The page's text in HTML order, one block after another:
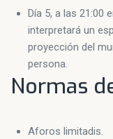
Día 5, a las 21:00
interpretará un
proyección del
persona.
Normas
Aforos limitadis.